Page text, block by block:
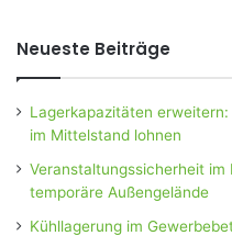
Neueste Beiträge
Lagerkapazitäten
im Mittelstand lohnen
Veranstaltungssicherheit
temporäre Außengelände
Kühllagerung im